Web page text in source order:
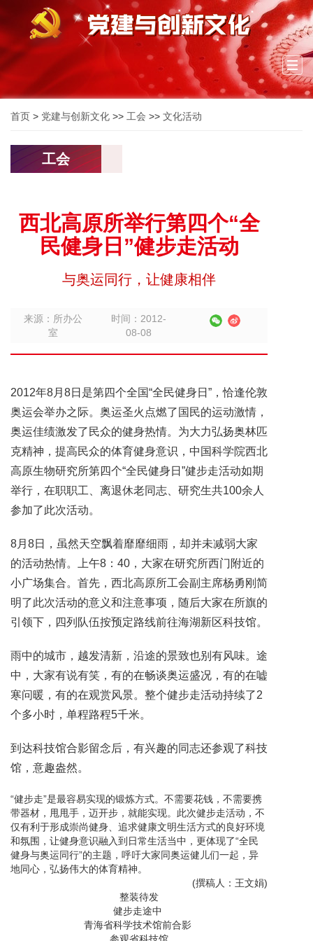
首页 > 党建与创新文化 >> 工会 >> 文化活动
工会
西北高原所举行第四个“全
民健身日”健步走活动
与奥运同行，让健康相伴
来源：所办公
室
时间：2012-
08-08
2012年8月8日是第四个全国“全民健身日”，恰逢伦敦
奥运会举办之际。奥运圣火点燃了国民的运动激情，
奥运佳绩激发了民众的健身热情。为大力弘扬奥林匹
克精神，提高民众的体育健身意识，中国科学院西北
高原生物研究所第四个“全民健身日”健步走活动如期
举行，在职职工、离退休老同志、研究生共100余人
参加了此次活动。
8月8日，虽然天空飘着靡靡细雨，却并未减弱大家
的活动热情。上午8：40，大家在研究所西门附近的
小广场集合。首先，西北高原所工会副主席杨勇刚简
明了此次活动的意义和注意事项，随后大家在所旗的
引领下，四列队伍按预定路线前往海湖新区科技馆。
雨中的城市，越发清新，沿途的景致也别有风味。途
中，大家有说有笑，有的在畅谈奥运盛况，有的在嘘
寒问暖，有的在观赏风景。整个健步走活动持续了2
个多小时，单程路程5千米。
到达科技馆合影留念后，有兴趣的同志还参观了科技
馆，意趣盎然。
“健步走”是最容易实现的锻炼方式。不需要花钱，不需要携
带器材，甩甩手，迈开步，就能实现。此次健步走活动，不
仅有利于形成崇尚健身、追求健康文明生活方式的良好环境
和氛围，让健身意识融入到日常生活当中，更体现了“全民
健身与奥运同行”的主题，呼吁大家同奥运健儿们一起，异
地同心，弘扬伟大的体育精神。
(撰稿人：王文娟)
整装待发
健步走途中
青海省科学技术馆前合影
参观省科技馆